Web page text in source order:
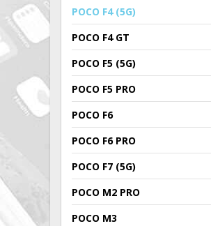
POCO F4 (5G)
POCO F4 GT
POCO F5 (5G)
POCO F5 PRO
POCO F6
POCO F6 PRO
POCO F7 (5G)
POCO M2 PRO
POCO M3